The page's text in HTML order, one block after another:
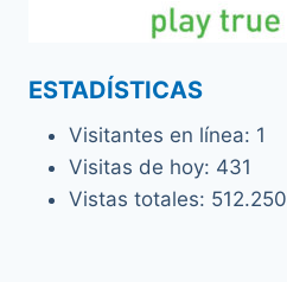
ESTADÍSTICAS
Visitantes en línea: 1
Visitas de hoy: 431
Vistas totales: 512.250